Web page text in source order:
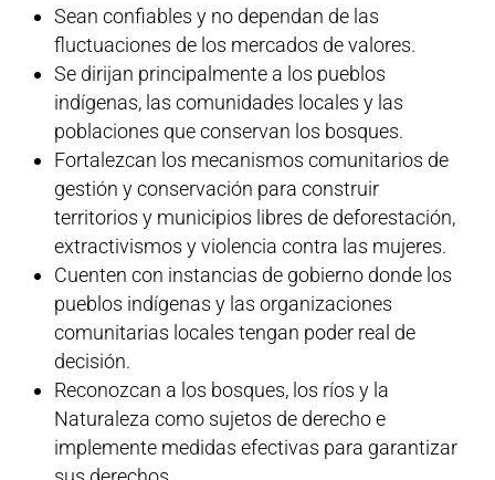
Sean confiables y no dependan de las
fluctuaciones de los mercados de valores.
Se dirijan principalmente a los pueblos
indígenas, las comunidades locales y las
poblaciones que conservan los bosques.
Fortalezcan los mecanismos comunitarios de
gestión y conservación para construir
territorios y municipios libres de deforestación,
extractivismos y violencia contra las mujeres.
Cuenten con instancias de gobierno donde los
pueblos indígenas y las organizaciones
comunitarias locales tengan poder real de
decisión.
Reconozcan a los bosques, los ríos y la
Naturaleza como sujetos de derecho e
implemente medidas efectivas para garantizar